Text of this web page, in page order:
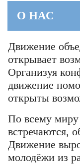
О
Движение
открывает
Организуя
движение
открыты
По всему
встречаются,
Движение
молодёжи из